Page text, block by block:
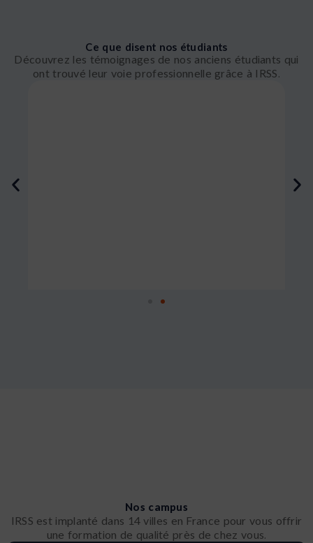
Ce que disent nos étudiants
Découvrez les témoignages de nos anciens étudiants qui
ont trouvé leur voie professionnelle grâce à IRSS.
Nos campus
IRSS est implanté dans 14 villes en France pour vous offrir
une formation de qualité près de chez vous.